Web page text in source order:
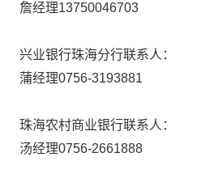
詹经理13750046703
兴业银行珠海分行联系人：
蒲经理0756-3193881
珠海农村商业银行联系人：
汤经理0756-2661888